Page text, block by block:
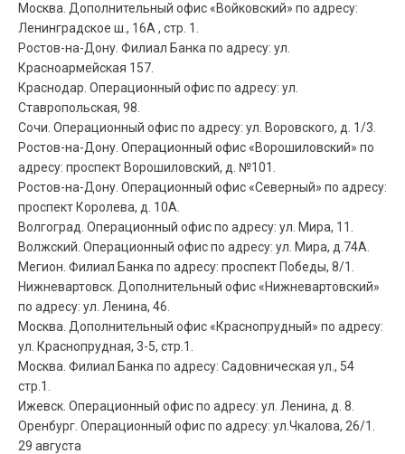
Москва. Дополнительный офис «Войковский» по адресу:
Ленинградское ш., 16А , стр. 1.
Ростов-на-Дону. Филиал Банка по адресу: ул.
Красноармейская 157.
Краснодар. Операционный офис по адресу: ул.
Ставропольская, 98.
Сочи. Операционный офис по адресу: ул. Воровского, д. 1/3.
Ростов-на-Дону. Операционный офис «Ворошиловский» по
адресу: проспект Ворошиловский, д. №101.
Ростов-на-Дону. Операционный офис «Северный» по адресу:
проспект Королева, д. 10А.
Волгоград. Операционный офис по адресу: ул. Мира, 11.
Волжский. Операционный офис по адресу: ул. Мира, д.74А.
Мегион. Филиал Банка по адресу: проспект Победы, 8/1.
Нижневартовск. Дополнительный офис «Нижневартовский»
по адресу: ул. Ленина, 46.
Москва. Дополнительный офис «Краснопрудный» по адресу:
ул. Краснопрудная, 3-5, стр.1.
Москва. Филиал Банка по адресу: Садовническая ул., 54
стр.1.
Ижевск. Операционный офис по адресу: ул. Ленина, д. 8.
Оренбург. Операционный офис по адресу: ул.Чкалова, 26/1.
29 августа